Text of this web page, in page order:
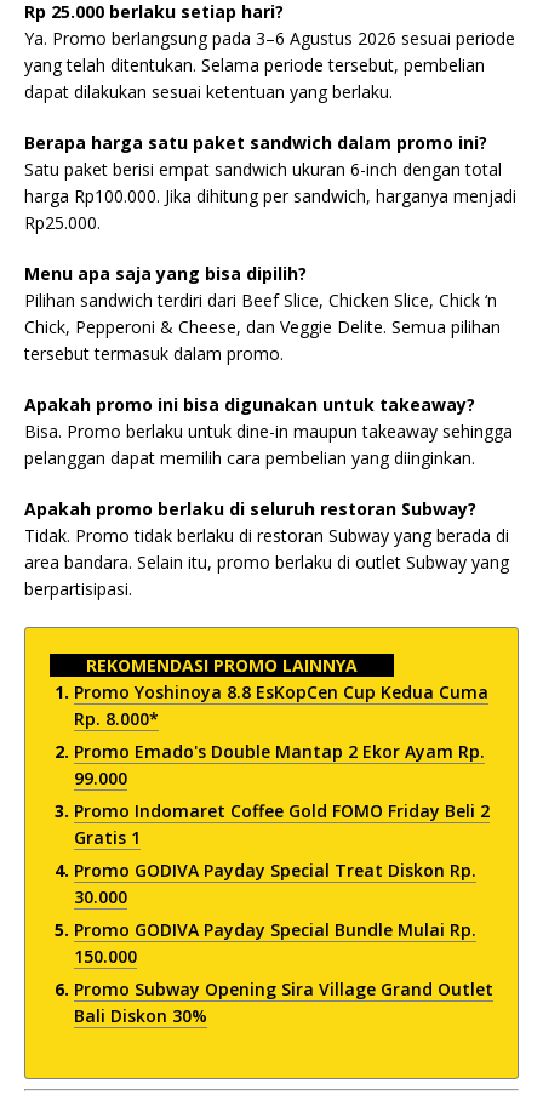
Rp 25.000 berlaku setiap hari?
Ya. Promo berlangsung pada 3–6 Agustus 2026 sesuai periode
yang telah ditentukan. Selama periode tersebut, pembelian
dapat dilakukan sesuai ketentuan yang berlaku.
Berapa harga satu paket sandwich dalam promo ini?
Satu paket berisi empat sandwich ukuran 6-inch dengan total
harga Rp100.000. Jika dihitung per sandwich, harganya menjadi
Rp25.000.
Menu apa saja yang bisa dipilih?
Pilihan sandwich terdiri dari Beef Slice, Chicken Slice, Chick ‘n
Chick, Pepperoni & Cheese, dan Veggie Delite. Semua pilihan
tersebut termasuk dalam promo.
Apakah promo ini bisa digunakan untuk takeaway?
Bisa. Promo berlaku untuk dine-in maupun takeaway sehingga
pelanggan dapat memilih cara pembelian yang diinginkan.
Apakah promo berlaku di seluruh restoran Subway?
Tidak. Promo tidak berlaku di restoran Subway yang berada di
area bandara. Selain itu, promo berlaku di outlet Subway yang
berpartisipasi.
REKOMENDASI PROMO LAINNYA
Promo Yoshinoya 8.8 EsKopCen Cup Kedua Cuma
Rp. 8.000*
Promo Emado's Double Mantap 2 Ekor Ayam Rp.
99.000
Promo Indomaret Coffee Gold FOMO Friday Beli 2
Gratis 1
Promo GODIVA Payday Special Treat Diskon Rp.
30.000
Promo GODIVA Payday Special Bundle Mulai Rp.
150.000
Promo Subway Opening Sira Village Grand Outlet
Bali Diskon 30%